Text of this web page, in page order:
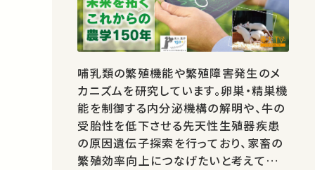
哺乳類の繁殖機能や繁殖障害発生のメ
カニズムを研究しています。卵巣・精巣機
能を制御する内分泌機構の解明や、牛の
受胎性を低下させる先天性生殖器疾患
の原因遺伝子探索を行っており、家畜の
繁殖効率向上につなげたいと考えていま